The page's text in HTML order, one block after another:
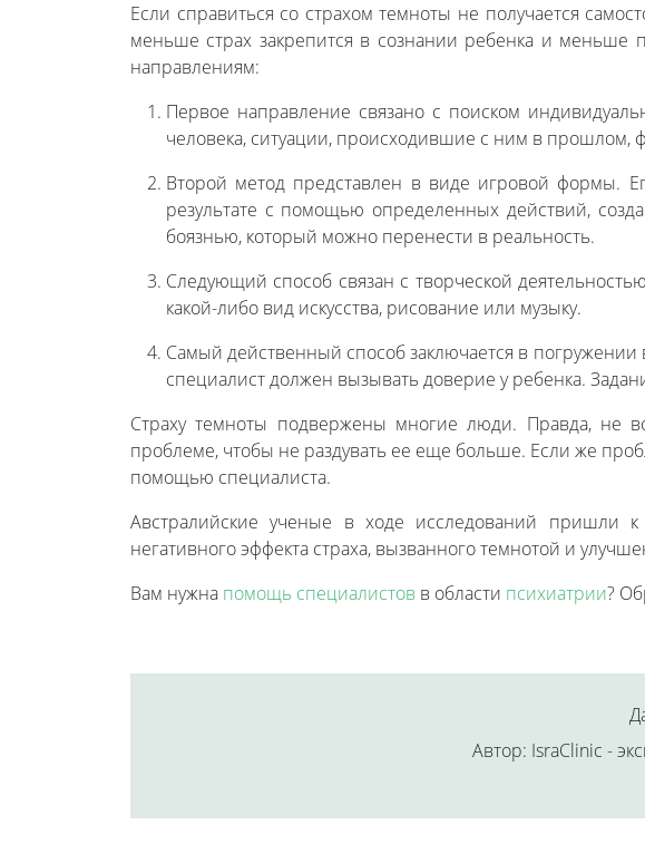
Если справиться со страхом темноты не получается
меньше страх закрепится в сознании ребенка и меньше
направлениям:
Первое направление связано с поиском
человека, ситуации, происходившие с ним в прошлом,
Второй метод представлен в виде игровой формы.
результате с помощью определенных действий,
боязнью, который можно перенести в реальность.
Следующий способ связан с творческой
какой-либо вид искусства, рисование или музыку.
Самый действенный способ заключается в
специалист должен вызывать доверие у ребенка.
Страху темноты подвержены многие люди. Правда, не
проблеме, чтобы не раздувать ее еще больше. Если же
помощью специалиста.
Австралийские ученые в ходе исследований пришли
негативного эффекта страха, вызванного темнотой и
Вам нужна помощь специалистов в области психиатрии?
Автор: IsraClinic -